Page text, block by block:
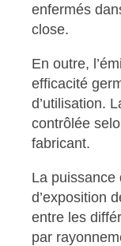
enfermés
close.
En outre,
efficacité
d’utilisation.
contrôlée
fabricant.
La puissance
d’exposition
entre les
par